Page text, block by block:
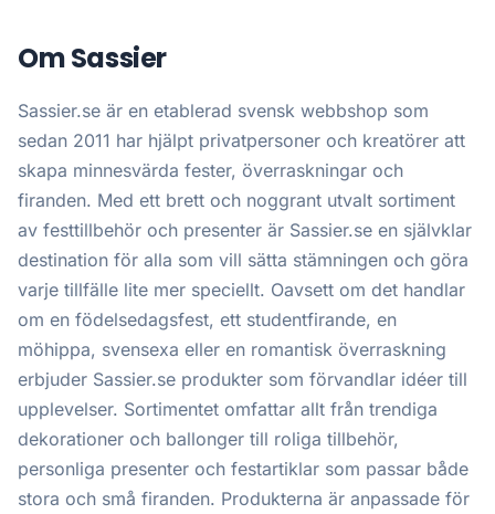
Om Sassier
Sassier.se är en etablerad svensk webbshop som
sedan 2011 har hjälpt privatpersoner och kreatörer att
skapa minnesvärda fester, överraskningar och
firanden. Med ett brett och noggrant utvalt sortiment
av festtillbehör och presenter är Sassier.se en självklar
destination för alla som vill sätta stämningen och göra
varje tillfälle lite mer speciellt. Oavsett om det handlar
om en födelsedagsfest, ett studentfirande, en
möhippa, svensexa eller en romantisk överraskning
erbjuder Sassier.se produkter som förvandlar idéer till
upplevelser. Sortimentet omfattar allt från trendiga
dekorationer och ballonger till roliga tillbehör,
personliga presenter och festartiklar som passar både
stora och små firanden. Produkterna är anpassade för